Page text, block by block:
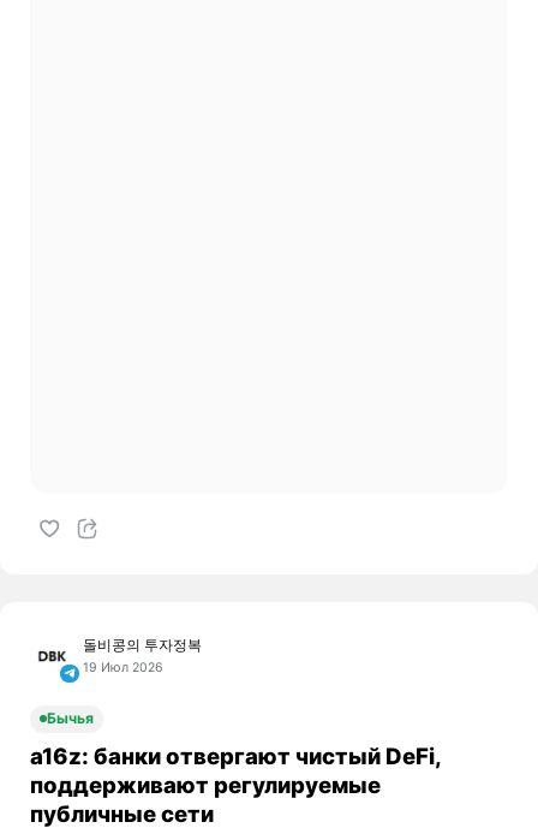
돌비콩의 투자정복
19 Июл 2026
Бычья
a16z: банки отвергают чистый DeFi,
поддерживают регулируемые
публичные сети